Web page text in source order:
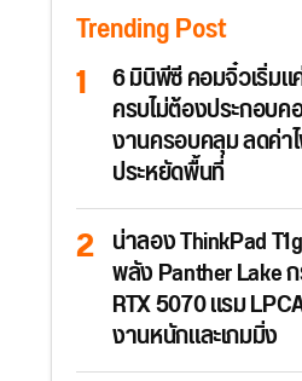
Trending Post
6 มินิพีซี คอมจิ๋วเริ่ม
ครบไม่ต้องประกอบค
งานครอบคลุม ลดค่า
ประหยัดพื้นที่
น่าลอง ThinkPad
พลัง Panther Lake
RTX 5070 แรม
งานหนักและเกมมิ่ง